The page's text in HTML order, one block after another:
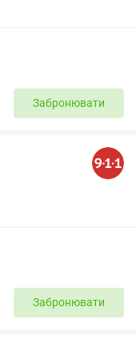
Забронювати
Забронювати